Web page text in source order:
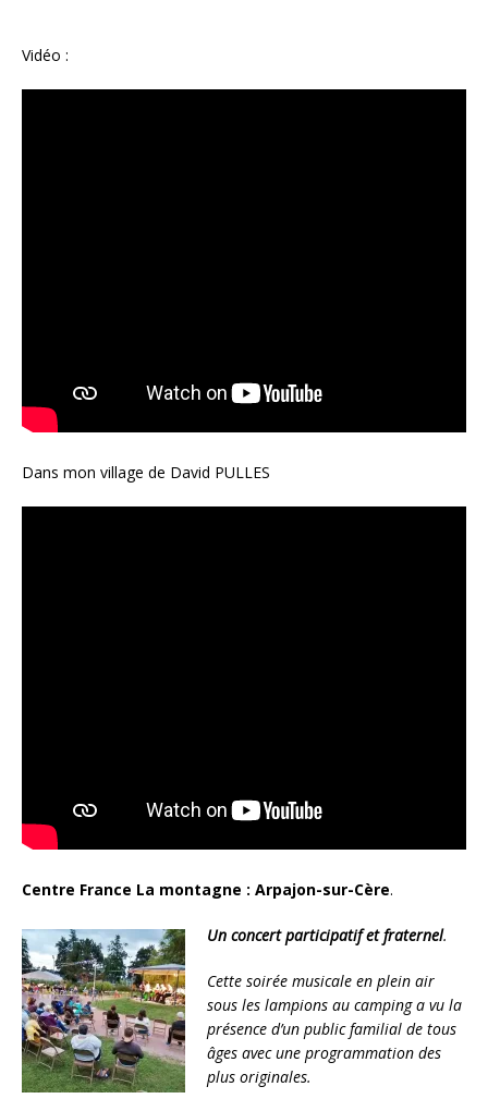
Vidéo :
Dans mon village de David PULLES
Centre France La montagne : Arpajon-sur-Cère.
Un concert participatif et fraternel.
Cette soirée musicale en plein air
sous les lampions au camping a vu la
présence d’un public familial de tous
âges avec une programmation des
plus originales.